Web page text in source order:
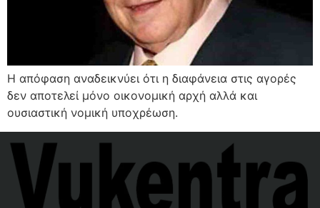
Η απόφαση αναδεικνύει ότι η διαφάνεια στις αγορές
δεν αποτελεί μόνο οικονομική αρχή αλλά και
ουσιαστική νομική υποχρέωση.